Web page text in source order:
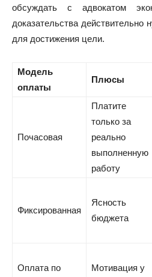
обсуждать с адвокатом
доказательства
для достижения цели.
Модель
оплаты
Плюсы
Почасовая
Платите
только за
реально
выполненную
работу
Фиксированная
Ясность
бюджета
Оплата по
Мотивация у